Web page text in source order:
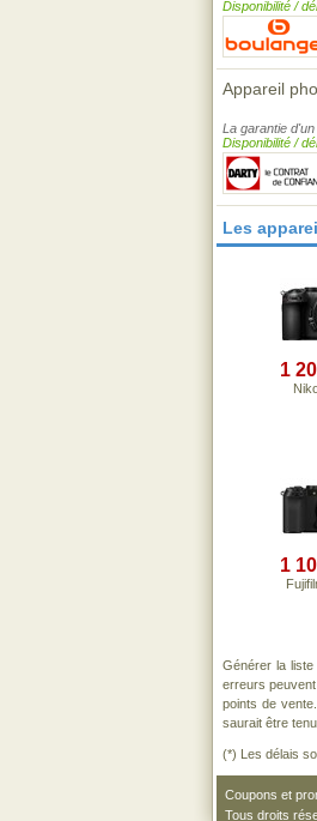
Disponibilité /
Appareil
La garantie
Disponibilité /
Les
1
1
Générer la
erreurs
points de
saurait être
(*) Les délais
Coupons et
Tous droits